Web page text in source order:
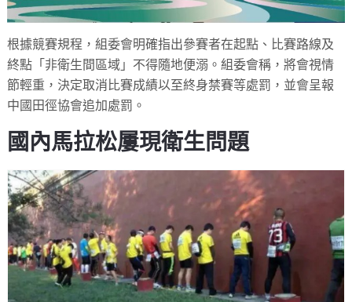
根據競賽規程，組委會明確指出參賽者在起點、比賽路線及
終點「非衛生間區域」不得隨地便溺。組委會稱，將會視情
節輕重，決定取消比賽成績以至終身禁賽等處罰，並會呈報
中國田徑協會追加處罰。
國內馬拉松屢現衛生問題